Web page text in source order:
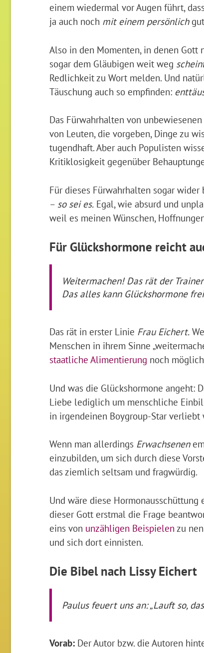
einem wiedermal vor Augen führt,
ja auch noch mit einem persönlich
Also in den Momenten, in denen Gott
sogar dem Gläubigen weit weg
Redlichkeit zu Wort melden. Und
Täuschung auch so empfinden:
Das Fürwahrhalten von
von Leuten, die vorgeben, Dinge zu
tugendhaft. Aber auch Populisten
Kritiklosigkeit gegenüber
Für dieses Fürwahrhalten sogar
– so sei es.Egal, wie absurd und
weil es meinen Wünschen,
Für Glückshormone reicht
Weitermachen! Das rät der
Das alles kann Glückshormone
Das rät in erster Linie Frau Eichert.
Menschen in ihrem Sinne
staatliche Alimentierung noch
Und was die Glückshormone angeht:
Liebe lediglich um menschliche
in irgendeinen Boygroup-Star verliebt
Wenn man allerdings Erwachsenen
einzubilden, um sich durch diese
das ziemlich seltsam und fragwürdig.
Und wäre diese
dieser Gott erstmal die Frage
eins von unzähligen Beispielen zu
und sich dort einnisten.
Die Bibel nach Lissy Eichert
Paulus feuert uns an: „Lauft so,
Vorab:Der Autor bzw. die Autoren